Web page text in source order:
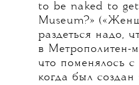
to be naked to
Museum?»
раздеться надо,
в Метрополитен-
что поменялось с
когда был создан